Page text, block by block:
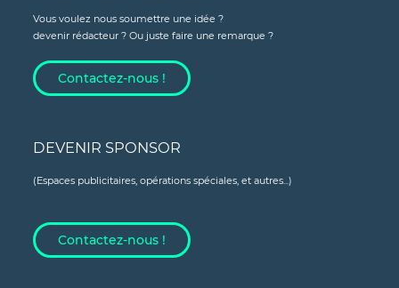
Vous voulez nous soumettre une idée ?
devenir rédacteur ? Ou juste faire une remarque ?
Contactez-nous !
DEVENIR SPONSOR
(Espaces publicitaires, opérations spéciales, et autres...)
Contactez-nous !